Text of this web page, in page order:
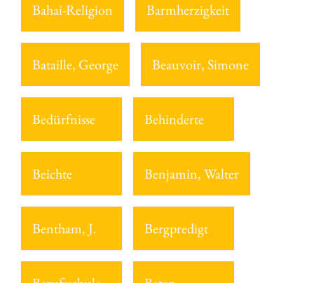
Bahai-Religion Barmherzigkeit
Bataille, George Beauvoir, Simone
Bedürfnisse Behinderte
Beichte Benjamin, Walter
Bentham, J. Bergpredigt